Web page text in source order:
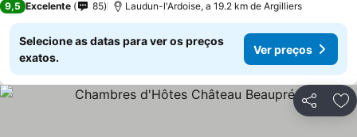
9,5 Excelente 85 Laudun-l'Ardoise, a 19.2 km de Argilliers
Selecione as datas para ver os preços
exatos.
Ver preços
Partilhar